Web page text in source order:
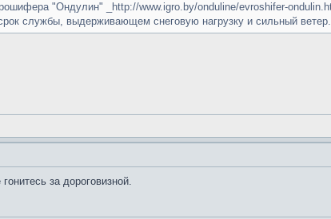
"Ондулин" _http://www.igro.by/onduline/evroshifer-
службы, выдерживающем снеговую нагрузку и сильный ветер.
за дороговизной.